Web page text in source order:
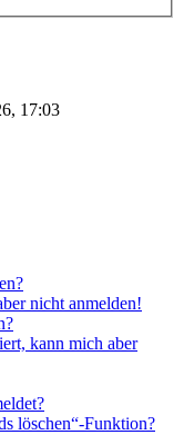
17:03
nicht anmelden!
kann mich aber
löschen“-Funktion?